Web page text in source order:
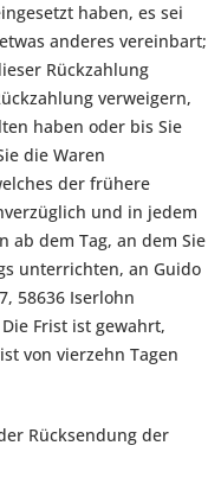
haben, es sei
anderes vereinbart;
Rückzahlung
verweigern,
haben oder bis Sie
die Waren
der frühere
und in jedem
ab dem Tag, an dem Sie
unterrichten, an Guido
58636 Iserlohn
Frist ist gewahrt,
von vierzehn Tagen
Rücksendung der